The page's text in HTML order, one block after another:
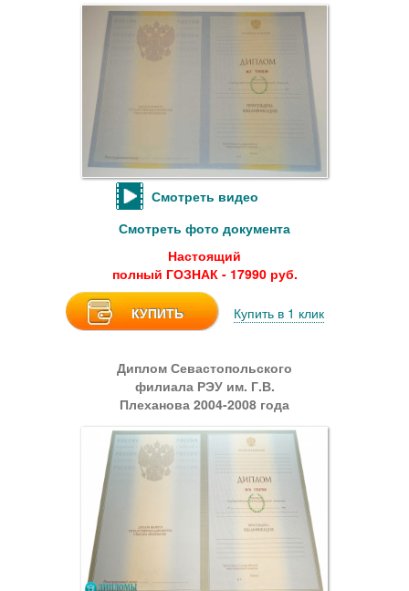
Смотреть видео
Смотреть фото документа
Настоящий
полный ГОЗНАК - 17990 руб.
КУПИТЬ Купить в 1 клик
Диплом Севастопольского
филиала РЭУ им. Г.В.
Плеханова 2004-2008 года